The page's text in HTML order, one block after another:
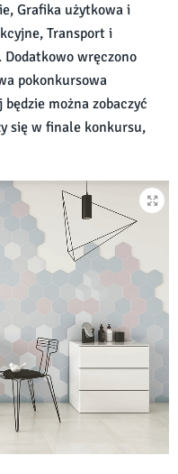
Grafika użytkowa i
Transport i
Dodatkowo wręczono
pokonkursowa
można zobaczyć
się w finale konkursu,